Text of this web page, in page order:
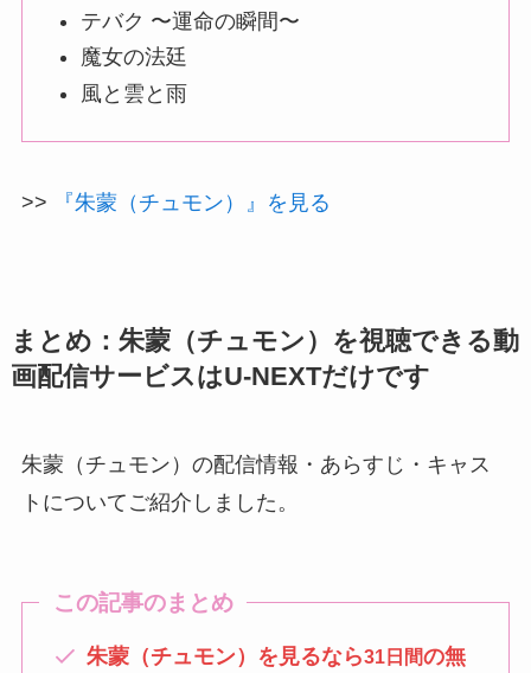
テバク 〜運命の瞬間〜
魔女の法廷
風と雲と雨
>> 『朱蒙（チュモン）』を見る
まとめ：朱蒙（チュモン） を視聴できる動
画配信サービスはU-NEXTだけです
朱蒙（チュモン）の配信情報・あらすじ・キャス
トについてご紹介しました。
この記事のまとめ
朱蒙（チュモン）を見るなら31日間の無